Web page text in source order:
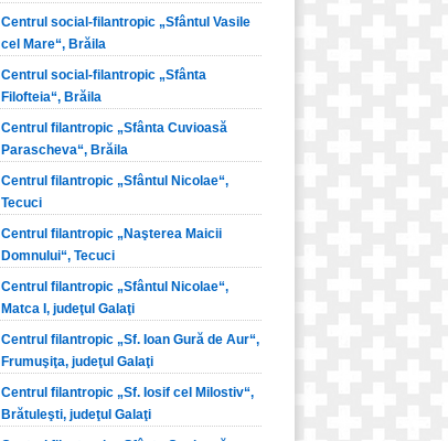
Centrul social-filantropic „Sfântul Vasile
cel Mare“, Brăila
Centrul social-filantropic „Sfânta
Filofteia“, Brăila
Centrul filantropic „Sfânta Cuvioasă
Parascheva“, Brăila
Centrul filantropic „Sfântul Nicolae“,
Tecuci
Centrul filantropic „Naşterea Maicii
Domnului“, Tecuci
Centrul filantropic „Sfântul Nicolae“,
Matca I, judeţul Galaţi
Centrul filantropic „Sf. Ioan Gură de Aur“,
Frumuşiţa, judeţul Galaţi
Centrul filantropic „Sf. Iosif cel Milostiv“,
Brătuleşti, judeţul Galaţi